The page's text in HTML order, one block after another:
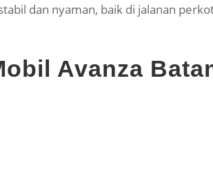
dan nyaman, baik di jalanan
Avanza